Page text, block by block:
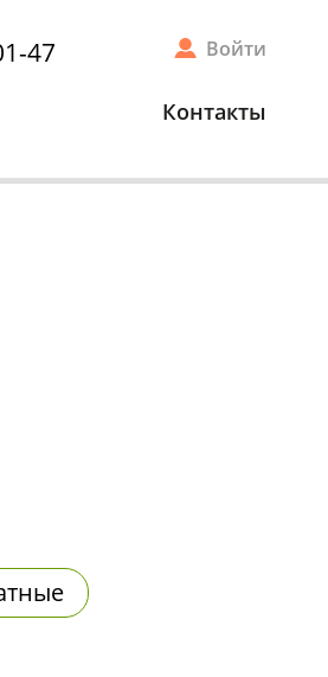
47 Войти
Контакты